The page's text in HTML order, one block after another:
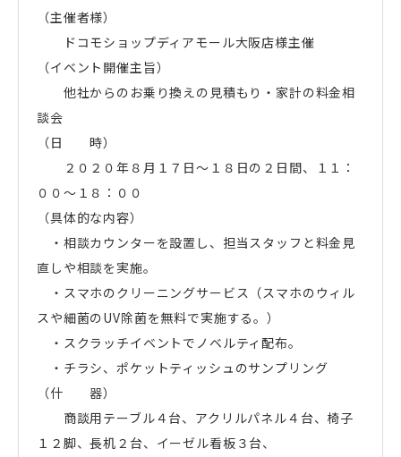
（主催者様）
ドコモショップディアモール大阪店様主催
（イベント開催主旨）
他社からのお乗り換えの見積もり・家計の料金相
談会
（日 時）
２０２０年８月１７日～１８日の２日間、１１：
００～１８：００
（具体的な内容）
・相談カウンターを設置し、担当スタッフと料金見
直しや相談を実施。
・スマホのクリーニングサービス（スマホのウィル
スや細菌のUV除菌を無料で実施する。）
・スクラッチイベントでノベルティ配布。
・チラシ、ポケットティッシュのサンプリング
（什 器）
商談用テーブル４台、アクリルパネル４台、椅子
１２脚、長机２台、イーゼル看板３台、